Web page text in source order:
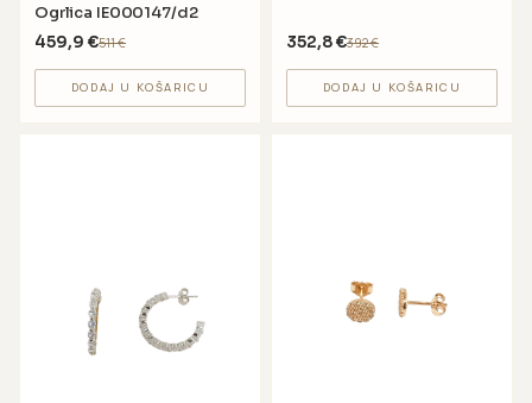
Ogrlica IE000147/d2
459,9 €511€
DODAJ U KOŠARICU
352,8€392€
DODAJ U KOŠARICU